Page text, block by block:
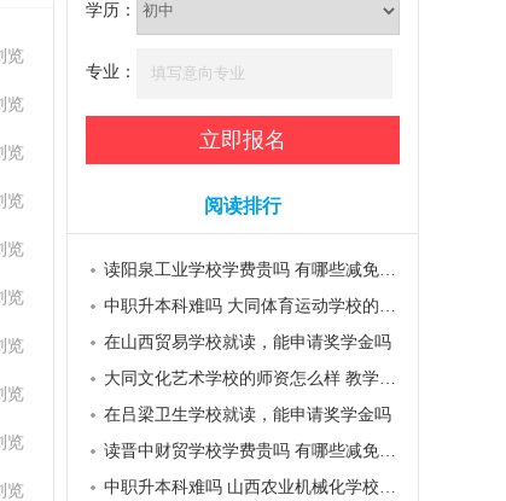
览
览
览
览
览
览
览
览
览
览
学历：
专业：
阅读排行
读阳泉工业学校学费贵吗 有哪些减免和资助政策
中职升本科难吗 大同体育运动学校的升学率如何
在山西贸易学校就读，能申请奖学金吗
大同文化艺术学校的师资怎么样 教学质量如何
在吕梁卫生学校就读，能申请奖学金吗
读晋中财贸学校学费贵吗 有哪些减免和资助政策
中职升本科难吗 山西农业机械化学校的升学率如何